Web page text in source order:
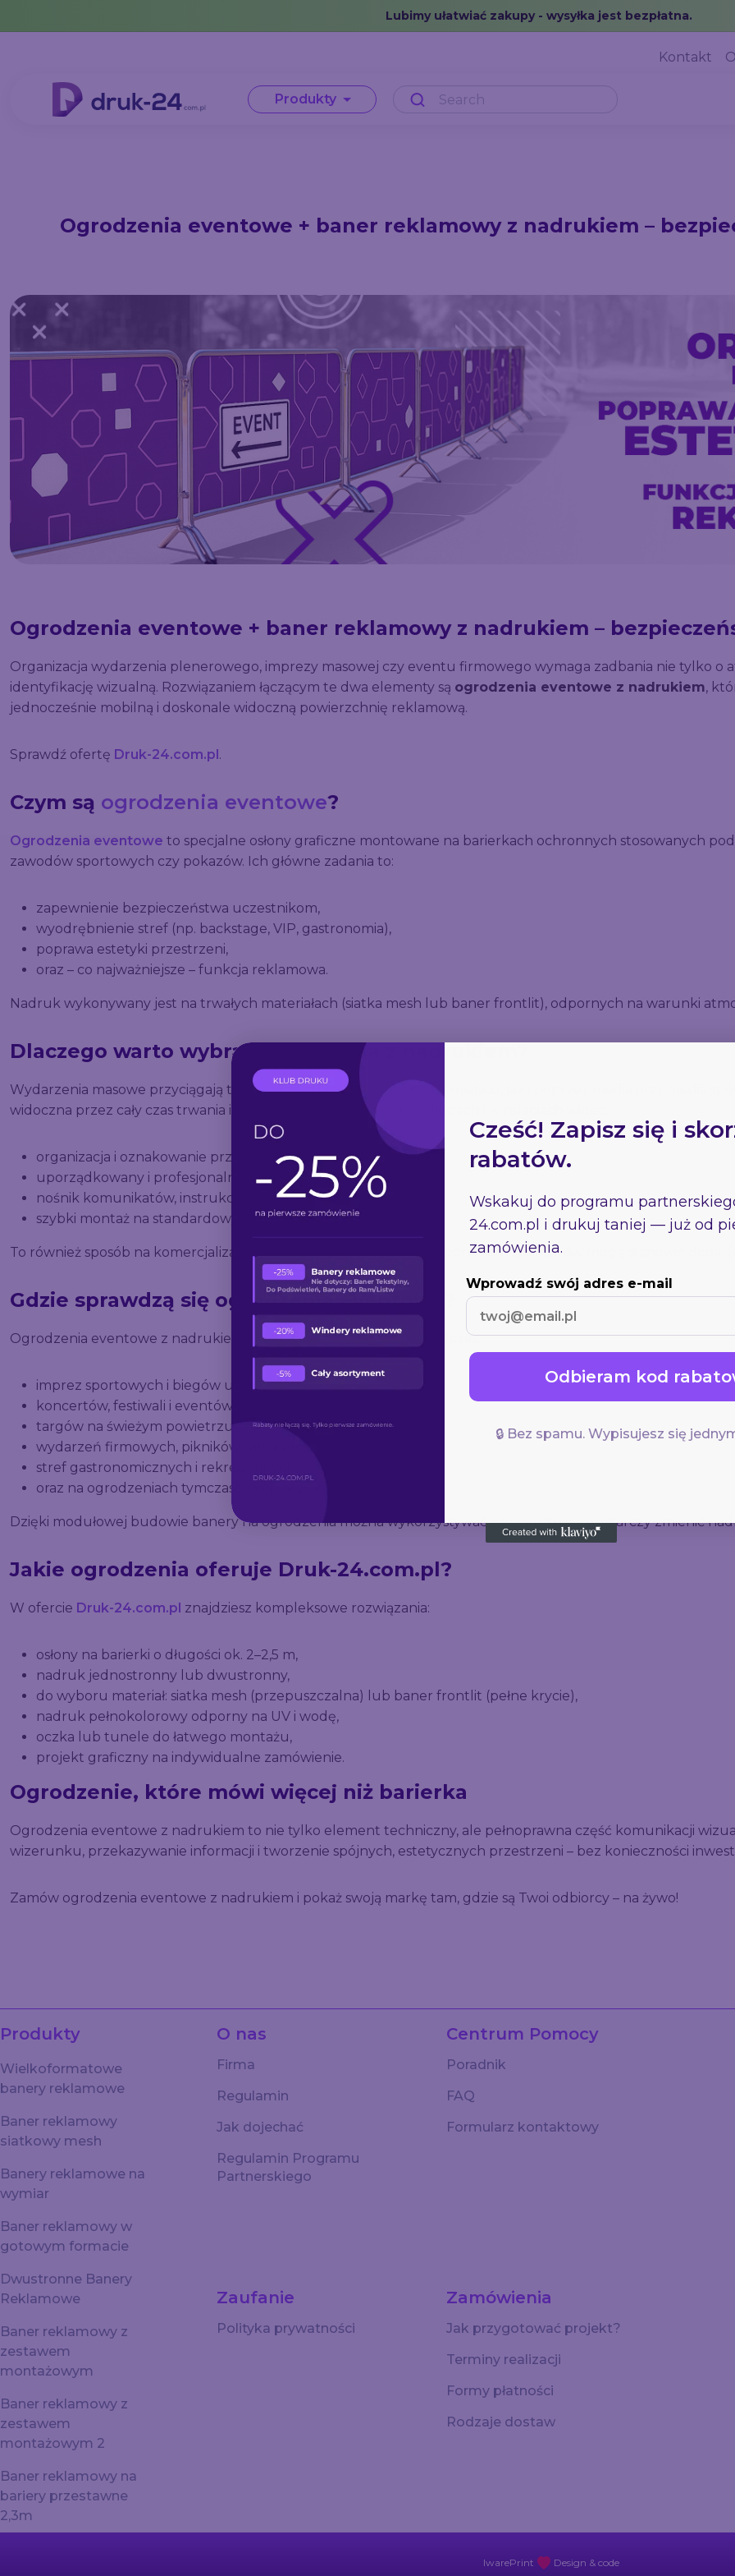
Lubimy ułatwiać zakupy - wysyłka jest bezpłatna.
Kontakt
Produkty
Ogrodzenia eventowe + baner reklamowy z nadrukiem –
Ogrodzenia eventowe + baner reklamowy z nadrukiem –
Organizacja wydarzenia plenerowego, imprezy masowej czy eventu firmowego wymaga zadbania nie tylko o
identyfikację wizualną. Rozwiązaniem łączącym te dwa elementy są ogrodzenia eventowe z nadrukiem,
jednocześnie mobilną i doskonale widoczną powierzchnię reklamową.
Sprawdź ofertę Druk-24.com.pl.
Czym są ogrodzenia eventowe?
Ogrodzenia eventowe to specjalne osłony graficzne montowane na barierkach ochronnych stosowanych
zawodów sportowych czy pokazów. Ich główne zadania to:
zapewnienie bezpieczeństwa uczestnikom,
wyodrębnienie stref (np. backstage, VIP, gastronomia),
poprawa estetyki przestrzeni,
oraz – co najważniejsze – funkcja reklamowa.
Nadruk wykonywany jest na trwałych materiałach (siatka mesh lub baner frontlit), odpornych na warunki
Dlaczego warto wybrać ogrodzenia z nadrukiem?
Wydarzenia masowe przyciągają tysiące uczestników – zarówno na miejscu, jak i poprzez media oraz media
widoczna przez cały czas trwania imprezy, a często również na zdjęciach i w relacjach wideo.
organizacja i oznakowanie przestrzeni (np. wejścia, sektory),
uporządkowany i profesjonalny wygląd terenu,
nośnik komunikatów, instrukcji lub oznaczeń kierunkowych,
szybki montaż na standardowych barierkach.
To również sposób na komercjalizację wydarzenia – ogrodzenia z nadrukiem sponsorów mogą stanowić
Gdzie sprawdzą się ogrodzenia eventowe?
Ogrodzenia eventowe z nadrukiem świetnie sprawdzą się m.in. podczas:
imprez sportowych i biegów ulicznych,
koncertów, festiwali i eventów plenerowych,
targów na świeżym powietrzu,
wydarzeń firmowych, pikników i akcji promocyjnych,
stref gastronomicznych i rekreacyjnych,
oraz na ogrodzeniach tymczasowych przy inwestycjach.
Dzięki modułowej budowie banery na ogrodzenia można wykorzystywać wielokrotnie – wystarczy zmienić
Jakie ogrodzenia oferuje Druk-24.com.pl?
W ofercie Druk-24.com.pl znajdziesz kompleksowe rozwiązania:
osłony na barierki o długości ok. 2–2,5 m,
nadruk jednostronny lub dwustronny,
do wyboru materiał: siatka mesh (przepuszczalna) lub baner frontlit (pełne krycie),
nadruk pełnokolorowy odporny na UV i wodę,
oczka lub tunele do łatwego montażu,
projekt graficzny na indywidualne zamówienie.
Ogrodzenie, które mówi więcej niż barierka
Ogrodzenia eventowe z nadrukiem to nie tylko element techniczny, ale pełnoprawna część komunikacji
wizerunku, przekazywanie informacji i tworzenie spójnych, estetycznych przestrzeni – bez konieczności
Zamów ogrodzenia eventowe z nadrukiem i pokaż swoją markę tam, gdzie są Twoi odbiorcy – na żywo!
Produkty
Wielkoformatowe
banery reklamowe
Baner reklamowy
siatkowy mesh
Banery reklamowe na
wymiar
Baner reklamowy w
gotowym formacie
Dwustronne Banery
Reklamowe
Baner reklamowy z
zestawem
montażowym
Baner reklamowy z
zestawem
montażowym 2
Baner reklamowy na
bariery przestawne
2,3m
O nas
Firma
Regulamin
Jak dojechać
Regulamin Programu
Partnerskiego
Centrum Pomocy
Poradnik
FAQ
Formularz kontaktowy
Zaufanie
Polityka prywatności
Zamówienia
Jak przygotować projekt?
Terminy realizacji
Formy płatności
Rodzaje dostaw
Cześć! Zapisz się i
rabatów.
Wskakuj do programu
24.com.pl i drukuj taniej — już od
zamówienia.
Wprowadź swój adres e-mail
Odbieram kod
🔒 Bez spamu. Wypisujesz się